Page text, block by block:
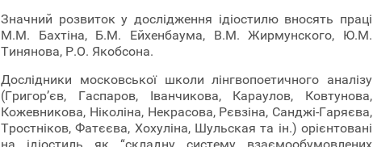
Значний розвиток у дослідження ідіостилю вносять праці
М.М. Бахтіна, Б.М. Ейхенбаума, В.М. Жирмунского, Ю.М.
Тинянова, Р.О. Якобсона.
Дослідники московської школи лінгвопоетичного аналізу
(Григор’єв, Гаспаров, Іванчикова, Караулов, Ковтунова,
Кожевникова, Ніколіна, Некрасова, Рєвзіна, Санджі-Гаряєва,
Тростніков, Фатєєва, Хохуліна, Шульская та ін.) орієнтовані